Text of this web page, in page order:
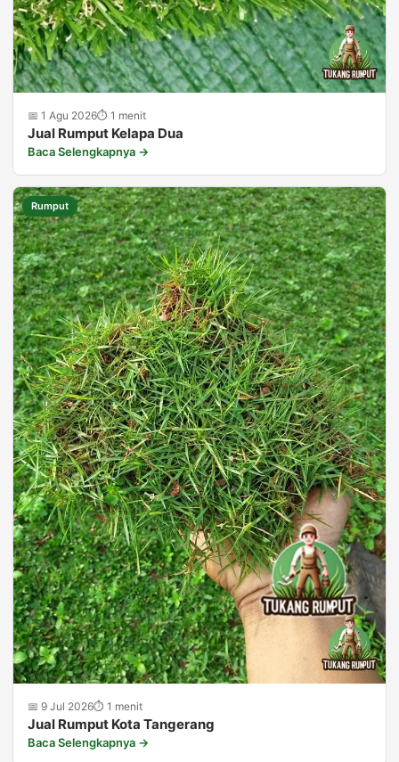
📅 1 Agu 2026⏱ 1 menit
Jual Rumput Kelapa Dua
Baca Selengkapnya →
Rumput
📅 9 Jul 2026⏱ 1 menit
Jual Rumput Kota Tangerang
Baca Selengkapnya →